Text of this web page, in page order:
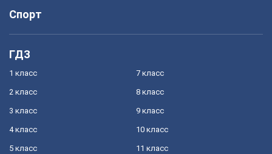
Спорт
ГДЗ
1 класс
2 класс
3 класс
4 класс
5 класс
7 класс
8 класс
9 класс
10 класс
11 класс